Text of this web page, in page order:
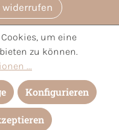
widerrufen
zzgl.Versandkosten
nicht anders angegeben.
um eine
zu können.
...
Konfigurieren